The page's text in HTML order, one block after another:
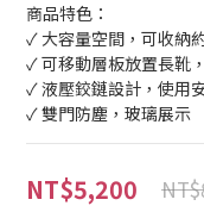
商品特色：
✓ 大容量空間，可收納
✓ 可移動層板放置長靴
✓ 液壓鉸鏈設計，使用
✓ 雙門防塵，玻璃展示
NT$5,200